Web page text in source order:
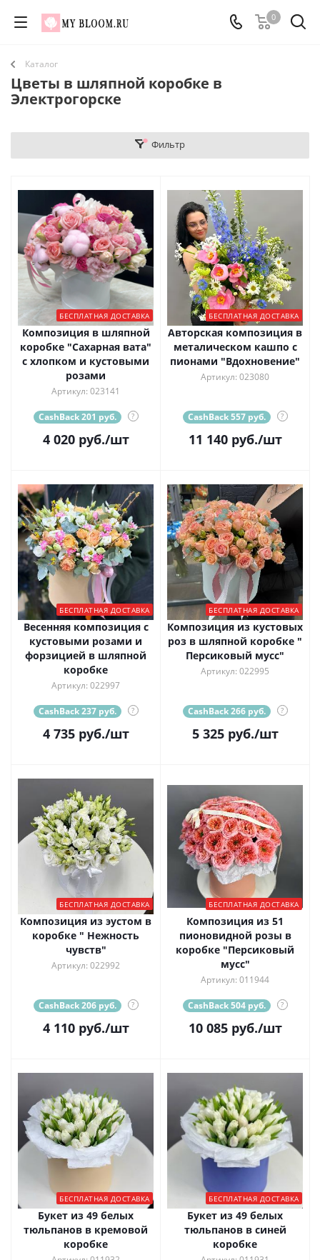
0
Каталог
Цветы в шляпной коробке в
Электрогорске
Фильтр
БЕСПЛАТНАЯ ДОСТАВКА
Композиция в шляпной
коробке "Сахарная вата"
с хлопком и кустовыми
розами
Артикул: 023141
CashBack 201 руб. ?
4 020руб./шт
БЕСПЛАТНАЯ ДОСТАВКА
Авторская композиция в
металическом кашпо с
пионами "Вдохновение"
Артикул: 023080
CashBack 557 руб. ?
11 140руб./шт
БЕСПЛАТНАЯ ДОСТАВКА
Весенняя композиция с
кустовыми розами и
форзицией в шляпной
коробке
Артикул: 022997
CashBack 237 руб. ?
4 735руб./шт
БЕСПЛАТНАЯ ДОСТАВКА
Композиция из кустовых
роз в шляпной коробке "
Персиковый мусс"
Артикул: 022995
CashBack 266 руб. ?
5 325руб./шт
БЕСПЛАТНАЯ ДОСТАВКА
Композиция из эустом в
коробке " Нежность
чувств"
Артикул: 022992
CashBack 206 руб. ?
4 110руб./шт
БЕСПЛАТНАЯ ДОСТАВКА
Композиция из 51
пионовидной розы в
коробке "Персиковый
мусс"
Артикул: 011944
CashBack 504 руб. ?
10 085руб./шт
БЕСПЛАТНАЯ ДОСТАВКА
Букет из 49 белых
тюльпанов в кремовой
коробке
БЕСПЛАТНАЯ ДОСТАВКА
Букет из 49 белых
тюльпанов в синей
коробке